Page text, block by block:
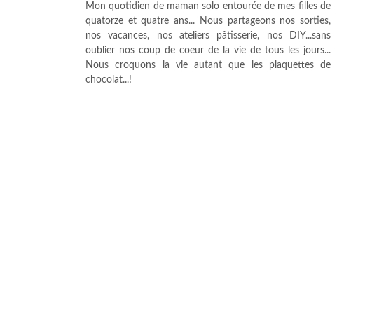
Mon quotidien de maman solo entourée de mes filles de
quatorze et quatre ans... Nous partageons nos sorties,
nos vacances, nos ateliers pâtisserie, nos DIY...sans
oublier nos coup de coeur de la vie de tous les jours...
Nous croquons la vie autant que les plaquettes de
chocolat...!